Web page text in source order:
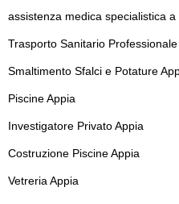
assistenza medica specialistica a
Trasporto Sanitario Professionale
Smaltimento Sfalci e Potature
Piscine Appia
Investigatore Privato Appia
Costruzione Piscine Appia
Vetreria Appia